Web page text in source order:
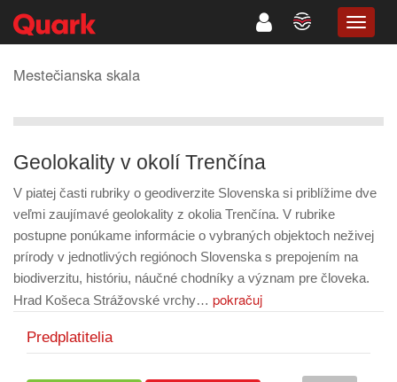
Mestečianska skala
Geolokality v okolí Trenčína
V piatej časti rubriky o geodiverzite Slovenska si priblížime dve
veľmi zaujímavé geolokality z okolia Trenčína. V rubrike
postupne ponúkame informácie o vybraných objektoch neživej
prírody v jednotlivých regiónoch Slovenska s prepojením na
biodiverzitu, históriu, náučné chodníky a význam pre človeka.
Hrad Košeca Strážovské vrchy… pokračuj
Predplatitelia